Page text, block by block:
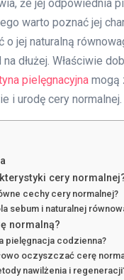
że jej odpowiednia
warto poznać jej
o jej naturalną
dłużej. Właściwie
pielęgnacyjna mogą
i urodę cery normalnej.
cery
cechy cery normalnej?
sebum i naturalnej
normalną?
pielęgnacja codzienna?
oczyszczać cerę
nawilżenia i